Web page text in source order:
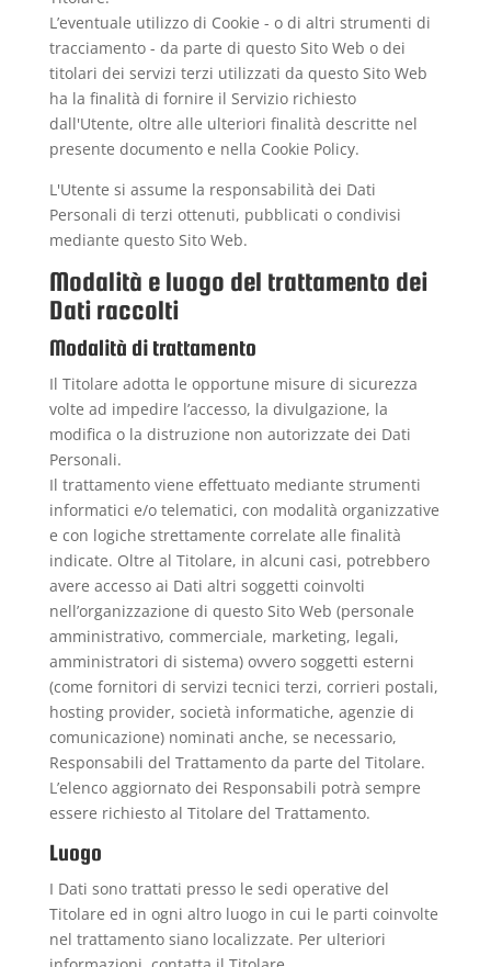
L’eventuale utilizzo di Cookie - o di altri strumenti di
tracciamento - da parte di questo Sito Web o dei
titolari dei servizi terzi utilizzati da questo Sito Web
ha la finalità di fornire il Servizio richiesto
dall'Utente, oltre alle ulteriori finalità descritte nel
presente documento e nella Cookie Policy.
L'Utente si assume la responsabilità dei Dati
Personali di terzi ottenuti, pubblicati o condivisi
mediante questo Sito Web.
Modalità e luogo del trattamento dei
Dati raccolti
Modalità di trattamento
Il Titolare adotta le opportune misure di sicurezza
volte ad impedire l’accesso, la divulgazione, la
modifica o la distruzione non autorizzate dei Dati
Personali.
Il trattamento viene effettuato mediante strumenti
informatici e/o telematici, con modalità organizzative
e con logiche strettamente correlate alle finalità
indicate. Oltre al Titolare, in alcuni casi, potrebbero
avere accesso ai Dati altri soggetti coinvolti
nell’organizzazione di questo Sito Web (personale
amministrativo, commerciale, marketing, legali,
amministratori di sistema) ovvero soggetti esterni
(come fornitori di servizi tecnici terzi, corrieri postali,
hosting provider, società informatiche, agenzie di
comunicazione) nominati anche, se necessario,
Responsabili del Trattamento da parte del Titolare.
L’elenco aggiornato dei Responsabili potrà sempre
essere richiesto al Titolare del Trattamento.
Luogo
I Dati sono trattati presso le sedi operative del
Titolare ed in ogni altro luogo in cui le parti coinvolte
nel trattamento siano localizzate. Per ulteriori